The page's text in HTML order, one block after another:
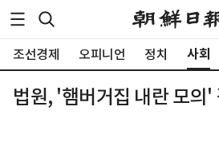
조선경제 오피니언 정치 사회
법원, '햄버거집 내란 모의'